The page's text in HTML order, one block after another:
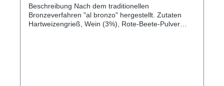
Beschreibung Nach dem traditionellen
Bronzeverfahren "al bronzo" hergestellt. Zutaten
Hartweizengrieß, Wein (3%), Rote-Beete-Pulver